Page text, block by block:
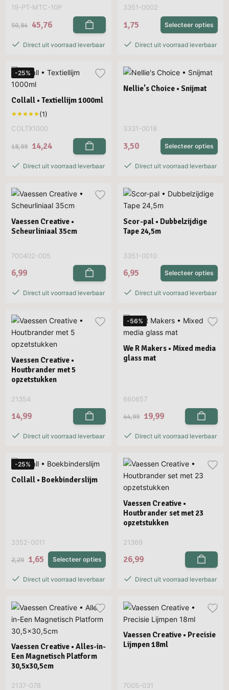
19-PT-MTC-10P
50,84 45,76
Direct uit voorraad leverbaar
3351-0002
1,75 Selecteer opties
Direct uit voorraad leverbaar
-25%
Collall • Textiellijm 1000ml
COLTX1000
18,99 14,24
Direct uit voorraad leverbaar
Nellie's Choice • Snijmat
3331-0018
3,50 Selecteer opties
Direct uit voorraad leverbaar
Vaessen Creative •
Scheurliniaal 35cm
700402-005
6,99
Direct uit voorraad leverbaar
Scor-pal • Dubbelzijdige
Tape 24,5m
3351-0010
6,95 Selecteer opties
Direct uit voorraad leverbaar
Vaessen Creative •
Houtbrander met 5
opzetstukken
21354
14,99
Direct uit voorraad leverbaar
-56%
We R Makers • Mixed media
glass mat
660657
44,99 19,99
Direct uit voorraad leverbaar
-25%
Collall • Boekbinderslijm
3352-0011
2,20 1,65 Selecteer opties
Direct uit voorraad leverbaar
Vaessen Creative •
Houtbrander set met 23
opzetstukken
21369
26,99
Direct uit voorraad leverbaar
Vaessen Creative • Alles-in-
Een Magnetisch Platform
30,5x30,5cm
2137-078
Vaessen Creative • Precisie
Lijmpen 18ml
7005-031